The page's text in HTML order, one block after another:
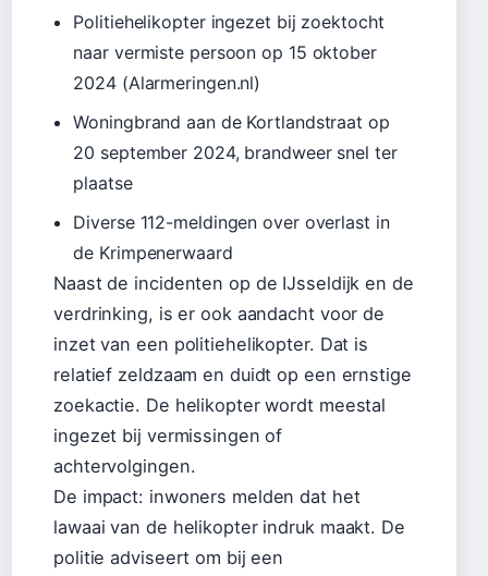
Politiehelikopter ingezet bij zoektocht
naar vermiste persoon op 15 oktober
2024 (Alarmeringen.nl)
Woningbrand aan de Kortlandstraat op
20 september 2024, brandweer snel ter
plaatse
Diverse 112-meldingen over overlast in
de Krimpenerwaard
Naast de incidenten op de IJsseldijk en de
verdrinking, is er ook aandacht voor de
inzet van een politiehelikopter. Dat is
relatief zeldzaam en duidt op een ernstige
zoekactie. De helikopter wordt meestal
ingezet bij vermissingen of
achtervolgingen.
De impact: inwoners melden dat het
lawaai van de helikopter indruk maakt. De
politie adviseert om bij een